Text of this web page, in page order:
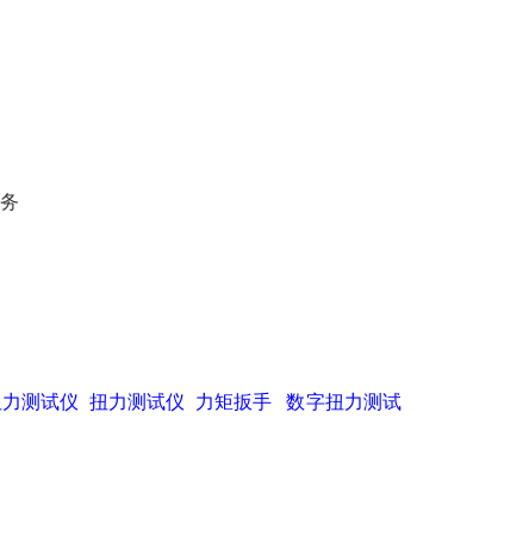
测试仪 扭力测试仪 力矩扳手
数字扭力测试